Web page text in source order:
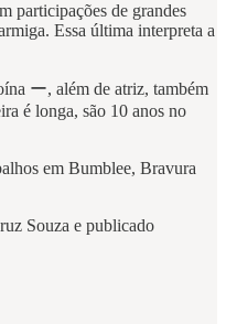
participações de grandes
Essa última interpreta a
ー, além de atriz, também
é longa, são 10 anos no
em Bumblee, Bravura
Souza e publicado